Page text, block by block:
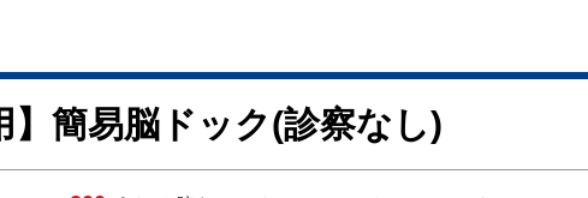
】簡易脳ドック(診察なし)